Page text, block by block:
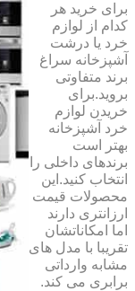
برای خرید هر
کدام از لوازم
خرد یا درشت
آشپزخانه سراغ
برند متفاوتی
بروید.برای
خریدن لوازم
خرد آشپزخانه
بهتر است
برندهای داخلی را
انتخاب کنید.این
محصولات قیمت
ارزانتری دارند
اما امکاناتشان
تقریبا با مدل های
مشابه وارداتی
برابری می کند.